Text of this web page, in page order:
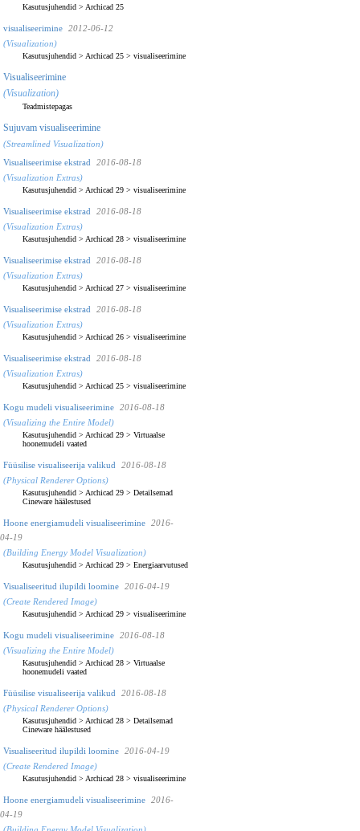
Kasutusjuhendid > Archicad 25
visualiseerimine
2012-06-12
(Visualization)
Kasutusjuhendid > Archicad 25 > visualiseerimine
Visualiseerimine
(Visualization)
Teadmistepagas
Sujuvam visualiseerimine
(Streamlined Visualization)
Visualiseerimise ekstrad
2016-08-18
(Visualization Extras)
Kasutusjuhendid > Archicad 29 > visualiseerimine
Visualiseerimise ekstrad
2016-08-18
(Visualization Extras)
Kasutusjuhendid > Archicad 28 > visualiseerimine
Visualiseerimise ekstrad
2016-08-18
(Visualization Extras)
Kasutusjuhendid > Archicad 27 > visualiseerimine
Visualiseerimise ekstrad
2016-08-18
(Visualization Extras)
Kasutusjuhendid > Archicad 26 > visualiseerimine
Visualiseerimise ekstrad
2016-08-18
(Visualization Extras)
Kasutusjuhendid > Archicad 25 > visualiseerimine
Kogu mudeli visualiseerimine
2016-08-18
(Visualizing the Entire Model)
Kasutusjuhendid > Archicad 29 > Virtuaalse
hoonemudeli vaated
Füüsilise visualiseerija valikud
2016-08-18
(Physical Renderer Options)
Kasutusjuhendid > Archicad 29 > Detailsemad
Cineware häälestused
Hoone energiamudeli visualiseerimine
2016-
04-19
(Building Energy Model Visualization)
Kasutusjuhendid > Archicad 29 > Energiaarvutused
Visualiseeritud ilupildi loomine
2016-04-19
(Create Rendered Image)
Kasutusjuhendid > Archicad 29 > visualiseerimine
Kogu mudeli visualiseerimine
2016-08-18
(Visualizing the Entire Model)
Kasutusjuhendid > Archicad 28 > Virtuaalse
hoonemudeli vaated
Füüsilise visualiseerija valikud
2016-08-18
(Physical Renderer Options)
Kasutusjuhendid > Archicad 28 > Detailsemad
Cineware häälestused
Visualiseeritud ilupildi loomine
2016-04-19
(Create Rendered Image)
Kasutusjuhendid > Archicad 28 > visualiseerimine
Hoone energiamudeli visualiseerimine
2016-
04-19